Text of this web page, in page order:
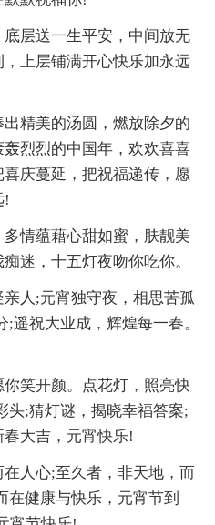
层送一生平安，中间放无
上层铺满开心快乐加永远
精美的汤圆，燃放除夕的
烈烈的中国年，欢欢喜喜
庆蔓延，把祝福递传，愿
!
情蕴藉心甜如蜜，肤靓美
迷，十五灯夜吻你吃你。
人;元宵独守夜，相思苦孤
遥祝大业成，辉煌每一春。
笑开颜。点花灯，照亮快
头;猜灯谜，揭晓幸福答案;
大吉，元宵快乐!
人心;至久者，非天地，而
在健康与快乐，元宵节到